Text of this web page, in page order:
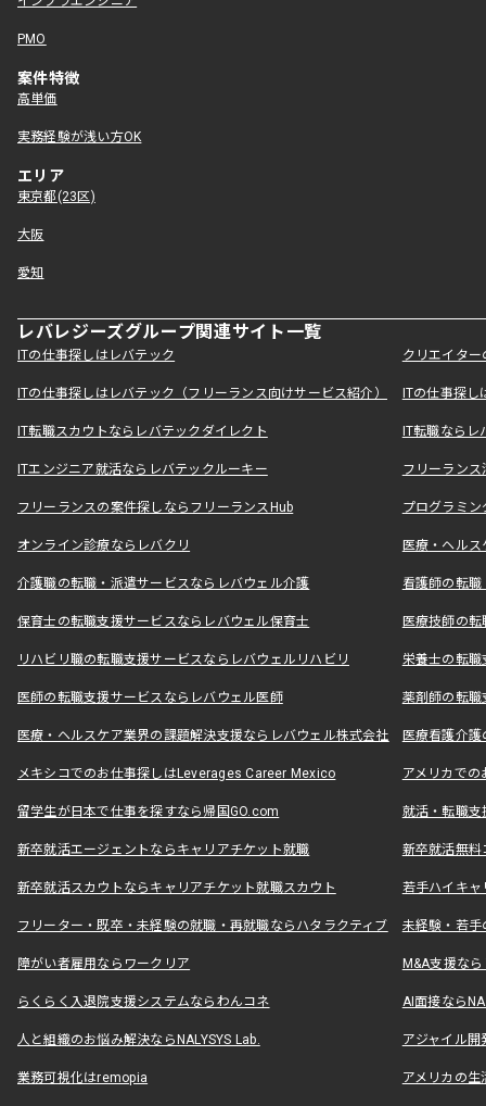
PMO
案件特徴
高単価
実務経験が浅い方OK
エリア
東京都(23区)
大阪
愛知
レバレジーズグループ関連サイト一覧
ITの仕事探しはレバテック クリエイタ
ITの仕事探しはレバテック（フリーランス向けサービス紹介） ITの仕事探
IT転職スカウトならレバテックダイレクト IT転職なら
ITエンジニア就活ならレバテックルーキー フリーラン
フリーランスの案件探しならフリーランスHub プログラミ
オンライン診療ならレバクリ 医療・ヘル
介護職の転職・派遣サービスならレバウェル介護 看護師の転
保育士の転職支援サービスならレバウェル保育士 医療技師の
リハビリ職の転職支援サービスならレバウェルリハビリ 栄養士の転
医師の転職支援サービスならレバウェル医師 薬剤師の転
医療・ヘルスケア業界の課題解決支援ならレバウェル株式会社 医療看護介
メキシコでのお仕事探しはLeverages Career Mexico アメリカで
留学生が日本で仕事を探すなら帰国GO.com 就活・転職
新卒就活エージェントならキャリアチケット就職 新卒就活無料
新卒就活スカウトならキャリアチケット就職スカウト 若手ハイキ
フリーター・既卒・未経験の就職・再就職ならハタラクティブ 未経験・若手
障がい者雇用ならワークリア M&A支援な
らくらく入退院支援システムならわんコネ AI面接なら
人と組織のお悩み解決ならNALYSYS Lab. アジャイル
業務可視化はremopia アメリカの